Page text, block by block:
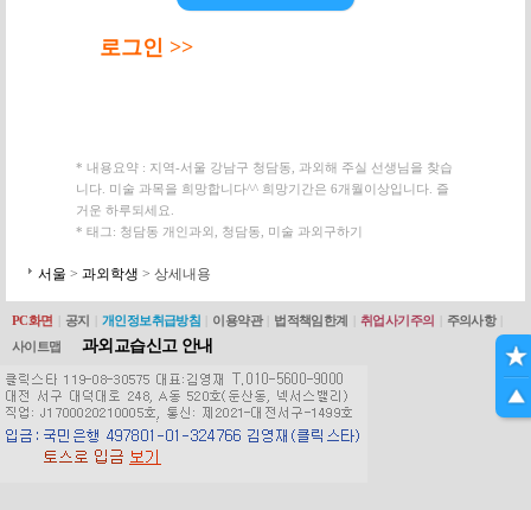
로그인 >>
* 내용요약 : 지역-서울 강남구 청담동, 과외해 주실 선생님을 찾습
니다. 미술 과목을 희망합니다^^ 희망기간은 6개월이상입니다. 즐
거운 하루되세요.
* 태그: 청담동 개인과외, 청담동, 미술 과외구하기
서울 > 과외학생 > 상세내용
PC화면 공지 개인정보취급방침 이용약관 법적책임한계 취업사기주의 주의사항
사이트맵
과외교습신고 안내